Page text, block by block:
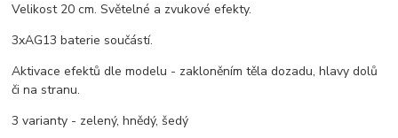
Velikost 20 cm. Světelné a zvukové efekty.
3xAG13 baterie součástí.
Aktivace efektů dle modelu - zakloněním těla dozadu, hlavy dolů
či na stranu.
3 varianty - zelený, hnědý, šedý